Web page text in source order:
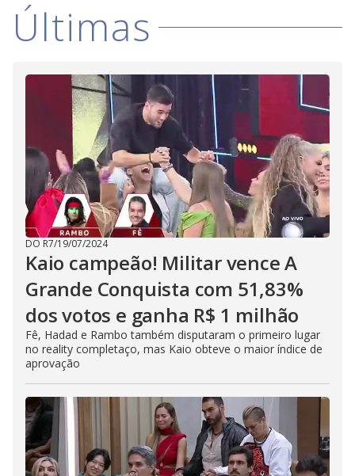
Últimas
DO R7/19/07/2024
Kaio campeão! Militar vence A
Grande Conquista com 51,83%
dos votos e ganha R$ 1 milhão
Fê, Hadad e Rambo também disputaram o primeiro lugar
no reality completaço, mas Kaio obteve o maior índice de
aprovação